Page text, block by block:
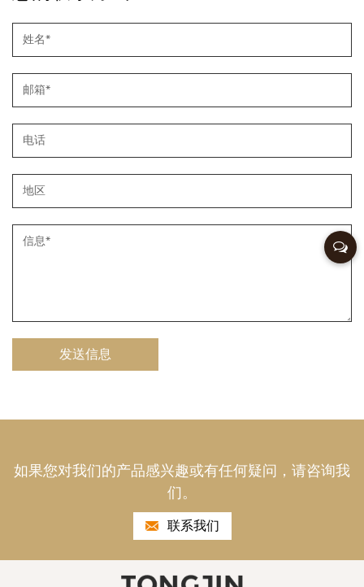
如果您对我们的产品感兴趣或有任何疑问，请咨询我
们。
联系我们